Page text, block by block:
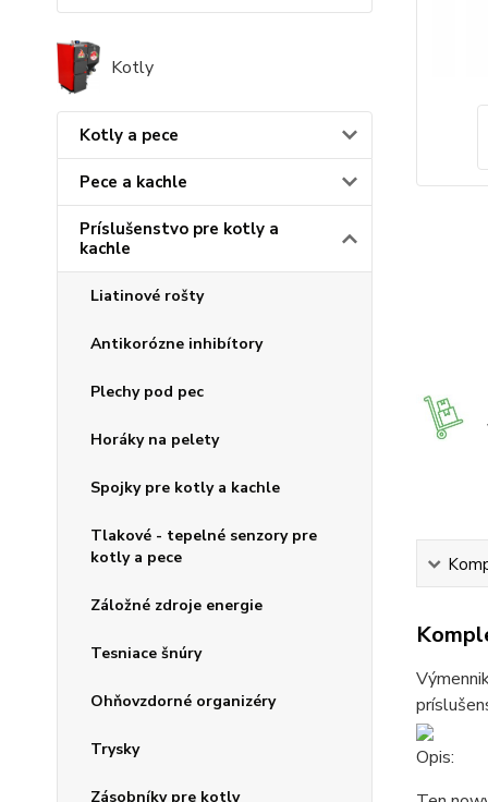
Kotly
Kotly a pece
Pece a kachle
Príslušenstvo pre kotly a
kachle
Liatinové rošty
Antikorózne inhibítory
Plechy pod pec
Horáky na pelety
Spojky pre kotly a kachle
Tlakové - tepelné senzory pre
kotly a pece
Záložné zdroje energie
Tesniace šnúry
Ohňovzdorné organizéry
Trysky
Zásobníky pre kotly
Opis: